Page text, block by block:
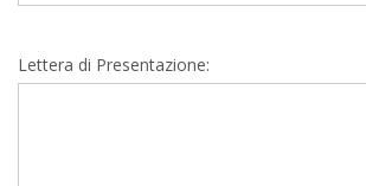
Lettera di Presentazione: